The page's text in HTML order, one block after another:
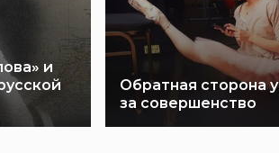
и
Обратная сторона
за совершенство